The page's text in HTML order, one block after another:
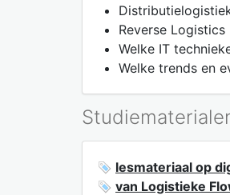
Reverse Logistics
Welke IT
Welke trends en
lesmateriaal op
van Logistieke